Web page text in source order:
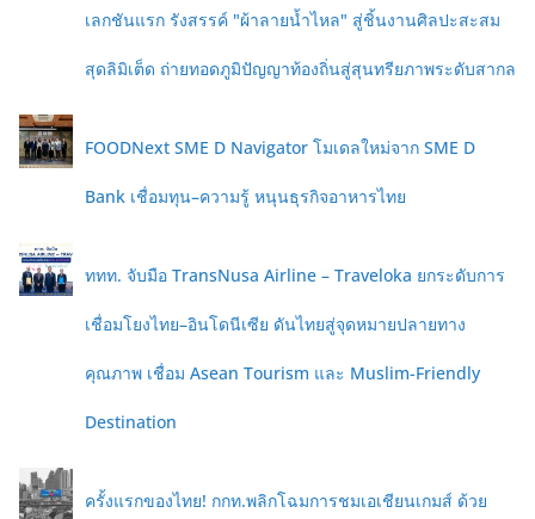
เลกชันแรก รังสรรค์ "ผ้าลายน้ำไหล" สู่ชิ้นงานศิลปะสะสม
สุดลิมิเต็ด ถ่ายทอดภูมิปัญญาท้องถิ่นสู่สุนทรียภาพระดับสากล
FOODNext SME D Navigator โมเดลใหม่จาก SME D
Bank เชื่อมทุน–ความรู้ หนุนธุรกิจอาหารไทย
ททท. จับมือ TransNusa Airline – Traveloka ยกระดับการ
เชื่อมโยงไทย–อินโดนีเซีย ดันไทยสู่จุดหมายปลายทาง
คุณภาพ เชื่อม Asean Tourism และ Muslim-Friendly
Destination
ครั้งแรกของไทย! กกท.พลิกโฉมการชมเอเชียนเกมส์ ด้วย